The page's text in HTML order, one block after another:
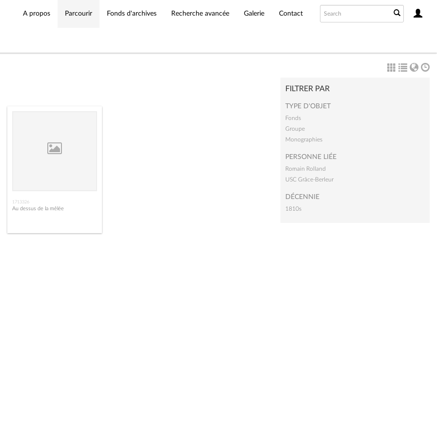
A propos Parcourir Fonds d'archives Recherche avancée Galerie Contact
1713326
Au dessus de la mêlée
FILTRER PAR
TYPE D'OBJET
Fonds
Groupe
Monographies
PERSONNE LIÉE
Romain Rolland
USC Grâce-Berleur
DÉCENNIE
1810s